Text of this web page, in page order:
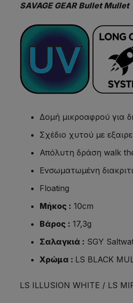
SAVAGE GEAR Bullet Mullet
Δομή μικροαφρού για
Σχέδιο χυτού με
Απόλυτη δράση walk
Ενσωματωμένη
Floating
Μήκος : 10cm
Βάρος : 17,3g
Σαλαγκιά : SGY
Χρώμα : LS BLACK
LS ILLUSION WHITE / LS